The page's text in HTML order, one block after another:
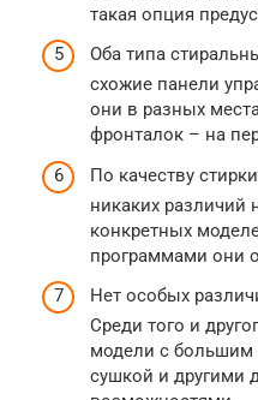
такая опция
Оба типа
схожие панели
они в разных
фронталок – на
По качеству
никаких различий
конкретных
программами они
Нет особых
Среди того и
модели с большим
сушкой и другими